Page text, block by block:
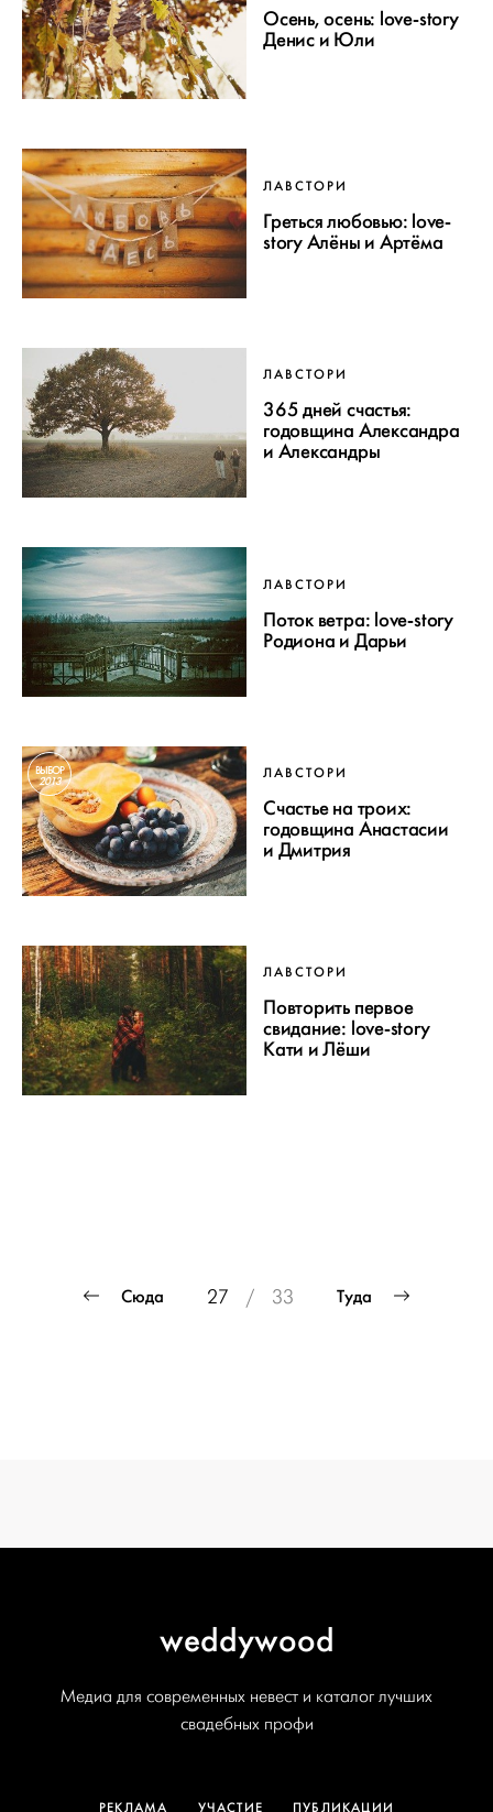
Осень, осень: love-story
Денис и Юли
ЛАВСТОРИ
Греться любовью: love-
story Алёны и Артёма
ЛАВСТОРИ
365 дней счастья:
годовщина Александра
и Александры
ЛАВСТОРИ
Поток ветра: love-story
Родиона и Дарьи
ВЫБОР
2013
ЛАВСТОРИ
Счастье на троих:
годовщина Анастасии
и Дмитрия
ЛАВСТОРИ
Повторить первое
свидание: love-story
Кати и Лёши
Пагинация
Сюда 27 / 33 Туда
ПРОЕКТ
СВАДЬБЫ
weddywood
Медиа для современных невест и каталог лучших
свадебных профи
РЕКЛАМА УЧАСТИЕ ПУБЛИКАЦИИ